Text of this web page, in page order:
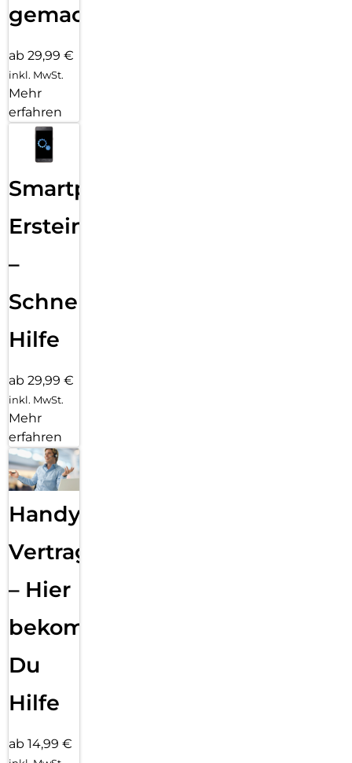
gemacht!
ab 29,99 €
inkl. MwSt.
Mehr
erfahren
Smartphone
Ersteinrichtung
–
Schnelle
Hilfe
ab 29,99 €
inkl. MwSt.
Mehr
erfahren
Handy
Vertragsabwicklung
– Hier
bekommst
Du
Hilfe
ab 14,99 €